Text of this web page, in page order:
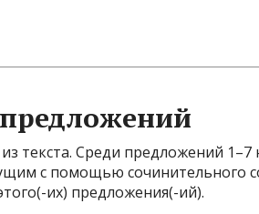
текста. Среди предложений 1–7
с помощью сочинительного
их) предложения(-ий).